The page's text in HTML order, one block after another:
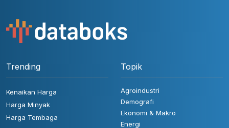
Trending
Kenaikan Harga
Harga Minyak
Harga Tembaga
Topik
Agroindustri
Demografi
Ekonomi & Makro
Energi